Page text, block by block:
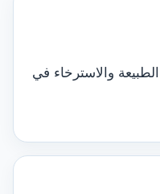
والاسترخاء في